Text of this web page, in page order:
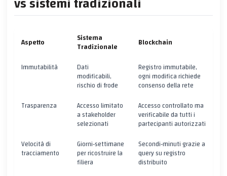
Aspetto Sistema
Tradizionale Blockchain
Immutabilità Dati
modificabili,
rischio di frode
Registro immutabile,
ogni modifica richiede
consenso della rete
Trasparenza
Accesso limitato
a stakeholder
selezionati
Accesso controllato ma
verificabile da tutti i
partecipanti autorizzati
Velocità di
tracciamento
Giorni‑settimane
per ricostruire la
filiera
Secondi‑minuti grazie a
query su registro
distribuito